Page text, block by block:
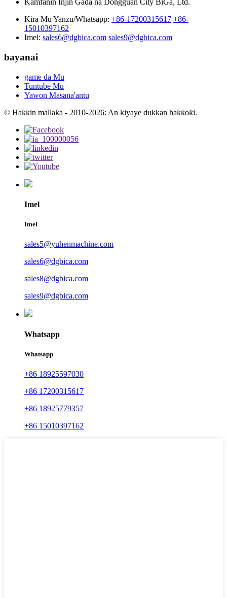
Kamfanin Injin Gada na Dongguan City BiGa, Ltd.
Kira Mu Yanzu/Whatsapp: +86-17200315617 +86-
15010397162
Imel: sales6@dgbica.com sales9@dgbica.com
bayanai
game da Mu
Tuntube Mu
Yawon Masana'antu
© Haƙƙin mallaka - 2010-2026: An kiyaye dukkan haƙƙoƙi.
Imel
Imel
sales5@yuhenmachine.com
sales6@dgbica.com
sales8@dgbica.com
sales9@dgbica.com
Whatsapp
Whatsapp
+86 18925597030
+86 17200315617
+86 18925779357
+86 15010397162